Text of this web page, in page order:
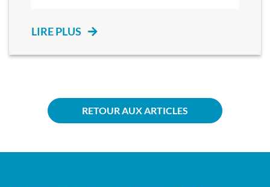
LIRE PLUS
RETOUR AUX ARTICLES